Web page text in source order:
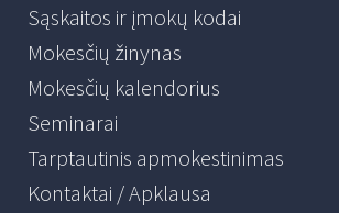
Sąskaitos ir įmokų kodai
Mokesčių žinynas
Mokesčių kalendorius
Seminarai
Tarptautinis apmokestinimas
Kontaktai / Apklausa